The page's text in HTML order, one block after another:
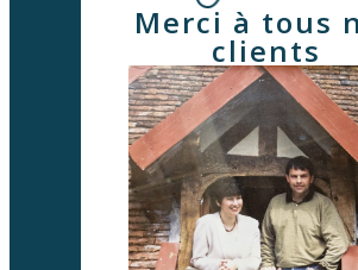
Merci à tous
clients